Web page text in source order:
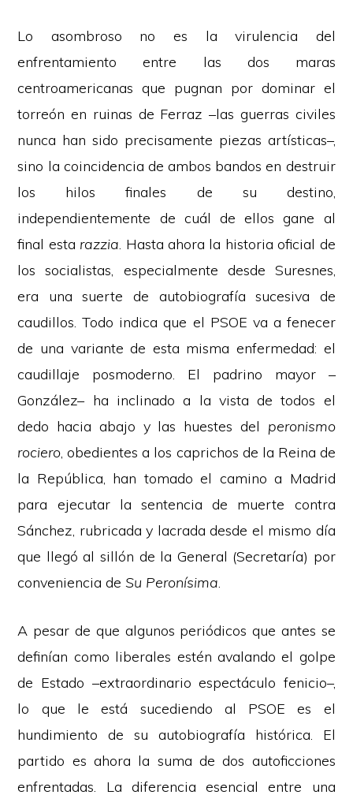
Lo asombroso no es la virulencia del
enfrentamiento entre las dos maras
centroamericanas que pugnan por dominar el
torreón en ruinas de Ferraz –las guerras civiles
nunca han sido precisamente piezas artísticas–,
sino la coincidencia de ambos bandos en destruir
los hilos finales de su destino,
independientemente de cuál de ellos gane al
final esta razzia. Hasta ahora la historia oficial de
los socialistas, especialmente desde Suresnes,
era una suerte de autobiografía sucesiva de
caudillos. Todo indica que el PSOE va a fenecer
de una variante de esta misma enfermedad: el
caudillaje posmoderno. El padrino mayor –
González– ha inclinado a la vista de todos el
dedo hacia abajo y las huestes del peronismo
rociero, obedientes a los caprichos de la Reina de
la República, han tomado el camino a Madrid
para ejecutar la sentencia de muerte contra
Sánchez, rubricada y lacrada desde el mismo día
que llegó al sillón de la General (Secretaría) por
conveniencia deSu Peronísima.
A pesar de que algunos periódicos que antes se
definían como liberales estén avalando el golpe
de Estado –extraordinario espectáculo fenicio–,
lo que le está sucediendo al PSOE es el
hundimiento de su autobiografía histórica. El
partido es ahora la suma de dos autoficciones
enfrentadas. La diferencia esencial entre una